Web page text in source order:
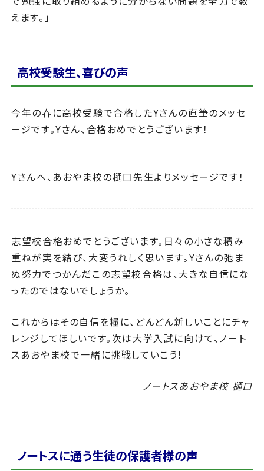
えます。」
高校受験生、喜びの声
今年の春に高校受験で合格したYさんの直筆のメッセ
ージです。Yさん、合格おめでとうございます！
Yさんへ、あおやま校の樋口先生よりメッセージです！
志望校合格おめでとうございます。日々の小さな積み
重ねが実を結び、大変うれしく思います。Yさんの弛ま
ぬ努力でつかんだこの志望校合格は、大きな自信にな
ったのではないでしょうか。
これからはその自信を糧に、どんどん新しいことにチャ
レンジしてほしいです。次は大学入試に向けて、ノート
スあおやま校で一緒に挑戦していこう！
ノートスあおやま校 樋口
ノートスに通う生徒の保護者様の声